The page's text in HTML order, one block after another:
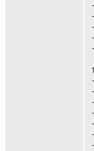
Dirancang agar
gagang teko ini
baik tanpa risiko
aliran minuman tetap
sehari-hari yang
Kelengkapan
Rincian yang Anda